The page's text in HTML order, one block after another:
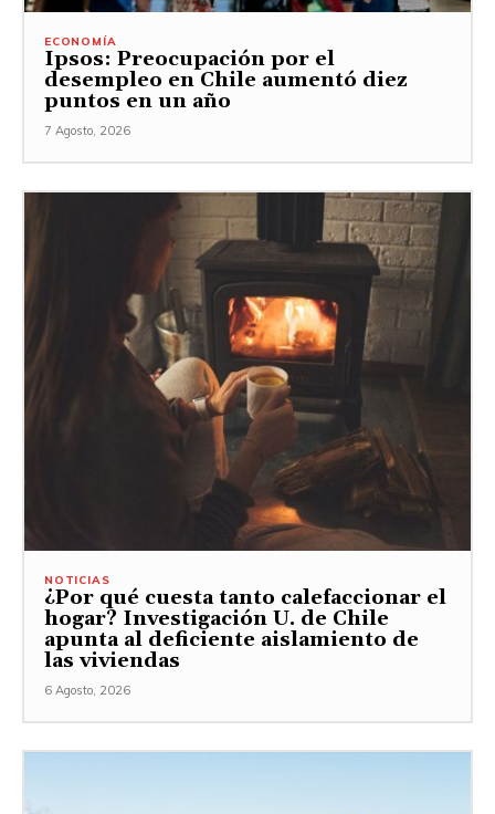
ECONOMÍA
Ipsos: Preocupación por el
desempleo en Chile aumentó diez
puntos en un año
7 Agosto, 2026
NOTICIAS
¿Por qué cuesta tanto calefaccionar el
hogar? Investigación U. de Chile
apunta al deficiente aislamiento de
las viviendas
6 Agosto, 2026